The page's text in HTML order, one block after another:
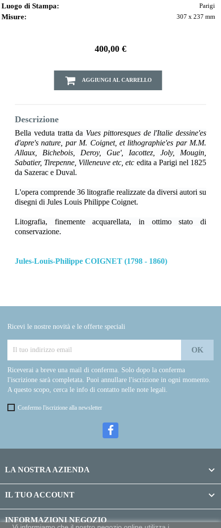
Luogo di Stampa: Parigi
Misure: 307 x 237 mm
400,00 €
AGGIUNGI AL CARRELLO
Descrizione
Bella veduta tratta da Vues pittoresques de l'Italie dessine'es
d'apre's nature, par M. Coignet, et lithographie'es par M.M.
Allaux, Bichebois, Deroy, Gue', Iacottez, Joly, Mougin,
Sabatier, Tirepenne, Villeneuve etc, etc edita a Parigi nel 1825
da Sazerac e Duval.
L'opera comprende 36 litografie realizzate da diversi autori su
disegni di Jules Louis Philippe Coignet.
Litografia, finemente acquarellata, in ottimo stato di
conservazione.
Jules-Louis-Philippe COIGNET (1798 - 1860)
Ricevi le nostre novità e le offerte speciali
Riceverai a breve una mail di conferma. Solo dopo la conferma
l'iscrizione sarà completata. Puoi annullare l'iscrizione in ogni momento.
A questo scopo, cerca le info di contatto nelle note legali.
Confermo l'iscrizione alla newsletter
LA NOSTRA AZIENDA 
IL TUO ACCOUNT 
INFORMAZIONI NEGOZIO